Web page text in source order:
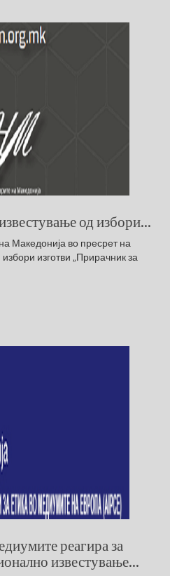
од избори...
Македонија во пресрет на
изготви „Прирачник за
реагира за
известување...